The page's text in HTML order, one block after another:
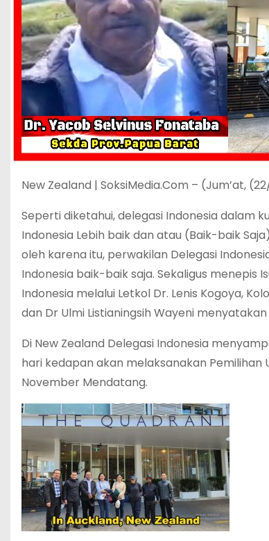
New Zealand | SoksiMedia.Com – (Jum’at,
Seperti diketahui, delegasi Indonesia dalam
Indonesia Lebih baik dan atau (Baik-baik
oleh karena itu, perwakilan Delegasi
Indonesia baik-baik saja. Sekaligus menepis
Indonesia melalui Letkol Dr. Lenis Kogoya,
dan Dr Ulmi Listianingsih Wayeni
Di New Zealand Delegasi Indonesia
hari kedapan akan melaksanakan Pemilihan
November Mendatang.